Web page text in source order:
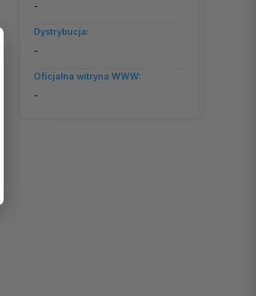
-
Dystrybucja:
-
Oficjalna witryna WWW:
-